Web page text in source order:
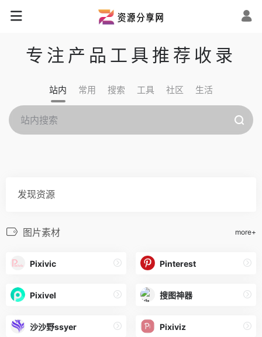
专注产品工具推荐收录
站内 常用 搜索 工具 社区 生活
发现资源
图片素材 more+
Pixivic Pinterest
Pixivel 搜图神器
沙沙野ssyer Pixiviz